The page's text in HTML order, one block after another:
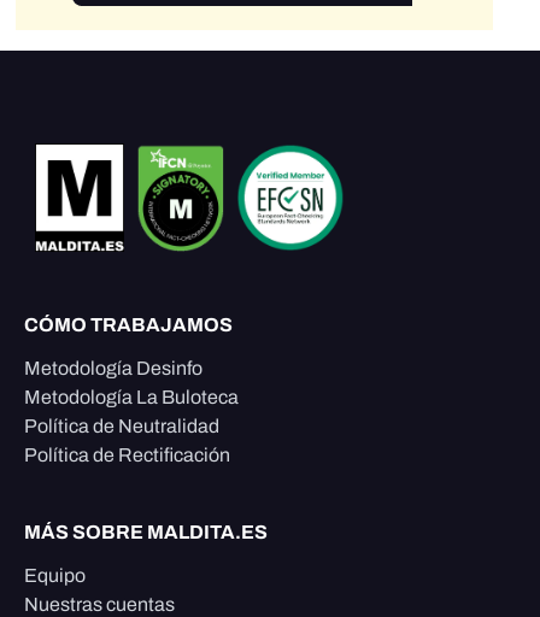
CÓMO TRABAJAMOS
Metodología Desinfo
Metodología La Buloteca
Política de Neutralidad
Política de Rectificación
MÁS SOBRE MALDITA.ES
Equipo
Nuestras cuentas